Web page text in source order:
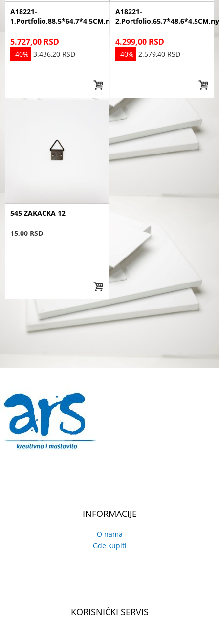
A18221-
1,Portfolio,88.5*64.7*4.5CM,nylon
5.727,00 RSD
-40% 3.436,20 RSD
A18221-
4.299,00 RSD
-40% 2.579,40 RSD
545 ZAKACKA 12
15,00 RSD
INFORMACIJE
O nama
Gde kupiti
KORISNIČKI SERVIS